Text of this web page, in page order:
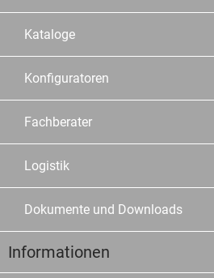
Kataloge
Konfiguratoren
Fachberater
Logistik
Dokumente und Downloads
Informationen